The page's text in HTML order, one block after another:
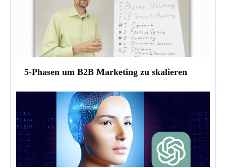
5-Phasen um B2B Marketing zu skalieren